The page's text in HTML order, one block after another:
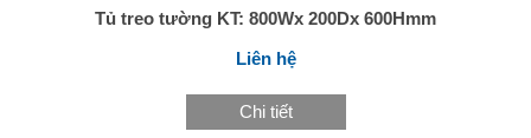
Tủ treo tường KT: 800Wx 200Dx 600Hmm
Liên hệ
Chi tiết